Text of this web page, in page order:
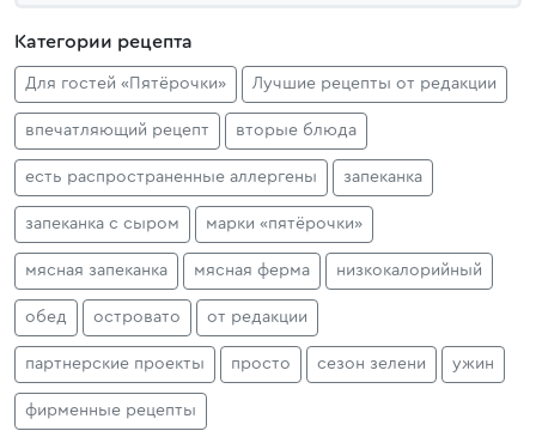
Категории рецепта
Для гостей «Пятёрочки» Лучшие рецепты от редакции
впечатляющий рецепт вторые блюда
есть распространенные аллергены запеканка
запеканка с сыром марки «пятёрочки»
мясная запеканка мясная ферма низкокалорийный
обед островато от редакции
партнерские проекты просто сезон зелени ужин
фирменные рецепты